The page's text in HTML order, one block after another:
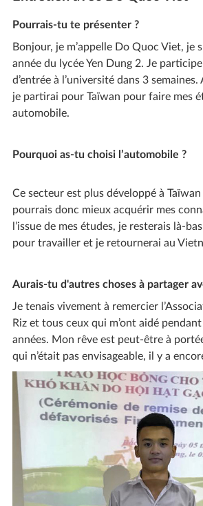
Pourrais-tu te présenter ?
Bonjour, je m’appelle Do Quoc Viet, je
année du lycée Yen Dung 2. Je
d’entrée à l’université dans 3
je partirai pour Taïwan pour faire mes
automobile.
Pourquoi as-tu choisi l’automobile ?
Ce secteur est plus développé à Taïwan
pourrais donc mieux acquérir mes
l’issue de mes études, je resterais là-
pour travailler et je retournerai au
Aurais-tu d'autres choses à partager
Je tenais vivement à remercier
Riz et tous ceux qui m’ont aidé
années. Mon rêve est peut-être à
qui n’était pas envisageable, il y a